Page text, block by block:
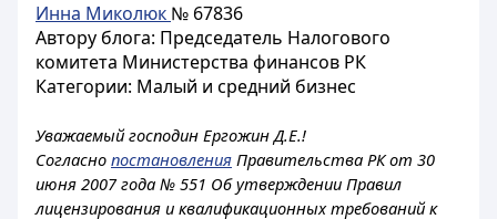
Инна Миколюк № 67836
Автору блога: Председатель Налогового
комитета Министерства финансов РК
Категории: Малый и средний бизнес
Уважаемый господин Ергожин Д.Е.!
Согласно постановления Правительства РК от 30
июня 2007 года № 551 Об утверждении Правил
лицензирования и квалификационных требований к